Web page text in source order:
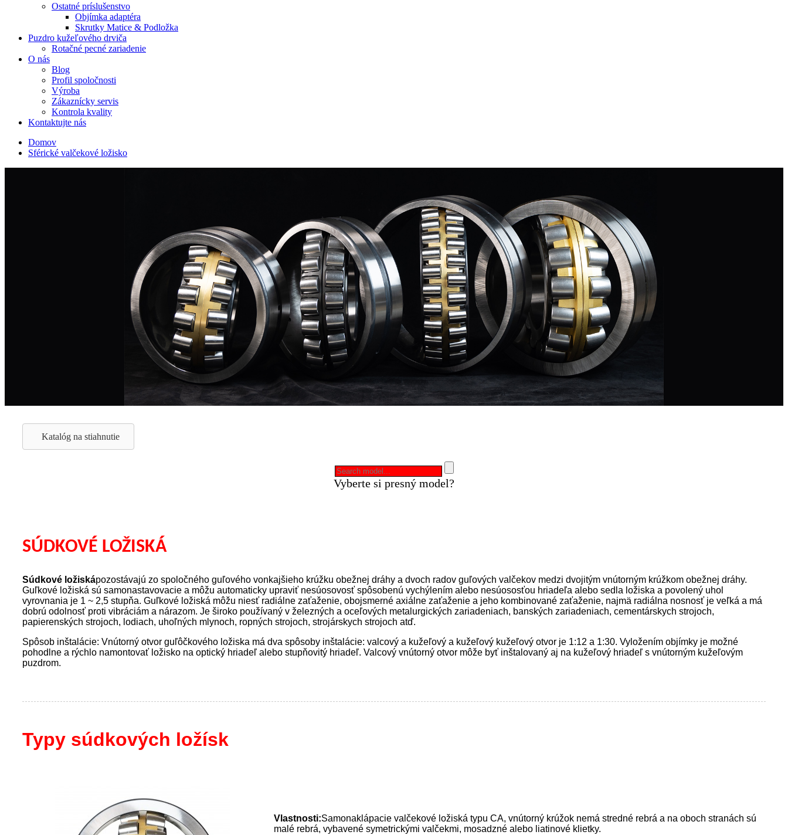
Ostatné príslušenstvo
Objímka adaptéra
Skrutky Matice & Podložka
Puzdro kužeľového drviča
Rotačné pecné zariadenie
O nás
Blog
Profil spoločnosti
Výroba
Zákaznícky servis
Kontrola kvality
Kontaktujte nás
Domov
Sférické valčekové ložisko
Katalóg na stiahnutie
Vyberte si presný model?
SÚDKOVÉ LOŽISKÁ
Súdkové ložiskápozostávajú zo spoločného guľového vonkajšieho krúžku obežnej dráhy a dvoch radov guľových valčekov medzi dvojitým vnútorným krúžkom obežnej dráhy.
Guľkové ložiská sú samonastavovacie a môžu automaticky upraviť nesúosovosť spôsobenú vychýlením alebo nesúososťou hriadeľa alebo sedla ložiska a povolený uhol
vyrovnania je 1 ~ 2,5 stupňa. Guľkové ložiská môžu niesť radiálne zaťaženie, obojsmerné axiálne zaťaženie a jeho kombinované zaťaženie, najmä radiálna nosnosť je veľká a má
dobrú odolnosť proti vibráciám a nárazom. Je široko používaný v železných a oceľových metalurgických zariadeniach, banských zariadeniach, cementárskych strojoch,
papierenských strojoch, lodiach, uhoľných mlynoch, ropných strojoch, strojárskych strojoch atď.
Spôsob inštalácie: Vnútorný otvor guľôčkového ložiska má dva spôsoby inštalácie: valcový a kužeľový a kužeľový kužeľový otvor je 1:12 a 1:30. Vyložením objímky je možné
pohodlne a rýchlo namontovať ložisko na optický hriadeľ alebo stupňovitý hriadeľ. Valcový vnútorný otvor môže byť inštalovaný aj na kužeľový hriadeľ s vnútorným kužeľovým
puzdrom.
Typy súdkových ložísk
Vlastnosti:Samonaklápacie valčekové ložiská typu CA, vnútorný krúžok nemá stredné rebrá a na oboch stranách sú
malé rebrá, vybavené symetrickými valčekmi, mosadzné alebo liatinové klietky.